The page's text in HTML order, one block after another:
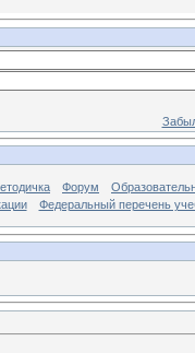
Форум
Федеральный перечень